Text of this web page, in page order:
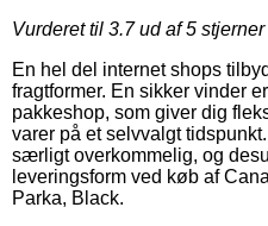
Vurderet til 3.7ud af 5 stjerner
En hel del internet shops
fragtformer. En sikker vinder
pakkeshop, som giver dig
varer på et selvvalgt
særligt overkommelig, og
leveringsform ved køb af
Parka, Black.